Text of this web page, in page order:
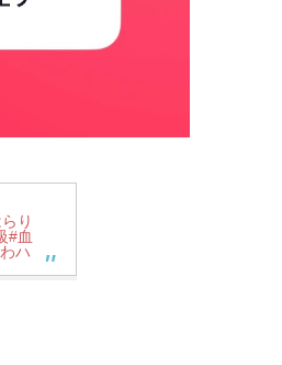
り
#血
ハ